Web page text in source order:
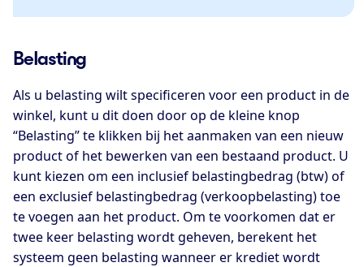
Belasting
Als u belasting wilt specificeren voor een product in de
winkel, kunt u dit doen door op de kleine knop
“Belasting” te klikken bij het aanmaken van een nieuw
product of het bewerken van een bestaand product. U
kunt kiezen om een inclusief belastingbedrag (btw) of
een exclusief belastingbedrag (verkoopbelasting) toe
te voegen aan het product. Om te voorkomen dat er
twee keer belasting wordt geheven, berekent het
systeem geen belasting wanneer er krediet wordt